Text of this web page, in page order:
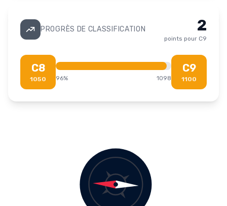
PROGRÈS DE CLASSIFICATION 2
points pour C9
C8
1050 96% 1098
C9
1100